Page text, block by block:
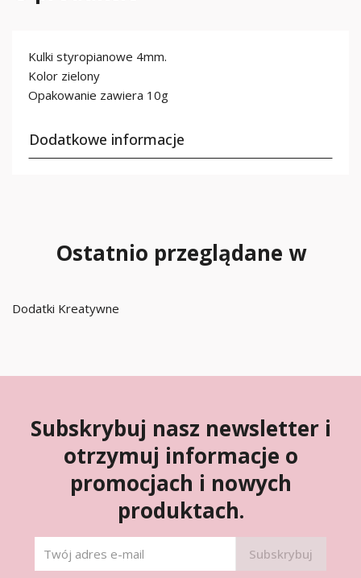
Kulki styropianowe 4mm.
Kolor zielony
Opakowanie zawiera 10g
Dodatkowe informacje
Ostatnio przeglądane w
Dodatki Kreatywne
Subskrybuj nasz newsletter i
otrzymuj informacje o
promocjach i nowych
produktach.